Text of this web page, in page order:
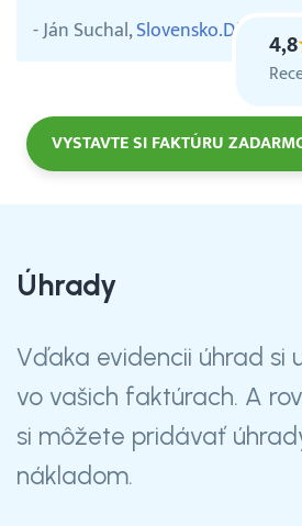
- Ján Suchal,Slovensko.Digital4,8
VYSTAVTE SI FAKTÚRU
Úhrady
Vďaka evidencii úhrad si
vo vašich faktúrach. A
si môžete pridávať
nákladom.